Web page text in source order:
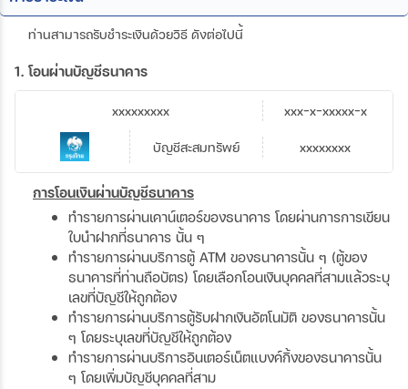
ท่านสามารถรับชำระเงินด้วยวิธี ดังต่อไปนี้
1. โอนผ่านบัญชีธนาคาร
บัญชีสะสมทรัพย์
xxxxxxxxx
xxxxxxxx
xxx-x-xxxxx-x
การโอนเงินผ่านบัญชีธนาคาร
ทำรายการผ่านเคาน์เตอร์ของธนาคาร โดยผ่านการการเขียน
ใบนำฝากที่ธนาคาร นั้น ๆ
ทำรายการผ่านบริการตู้ ATM ของธนาคารนั้น ๆ (ตู้ของ
ธนาคารที่ท่านถือบัตร) โดยเลือกโอนเงินบุคคลที่สามแล้วระบุ
เลขที่บัญชีให้ถูกต้อง
ทำรายการผ่านบริการตู้รับฝากเงินอัตโนมัติ ของธนาคารนั้น
ๆ โดยระบุเลขที่บัญชีให้ถูกต้อง
ทำรายการผ่านบริการอินเตอร์เน็ตแบงค์กิ้งของธนาคารนั้น
ๆ โดยเพิ่มบัญชีบุคคลที่สาม